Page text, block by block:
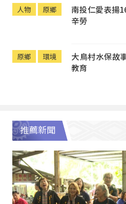
人物 原鄉
南投仁愛表揚
辛勞
原鄉 環境
大鳥村水保故
教育
推薦新聞